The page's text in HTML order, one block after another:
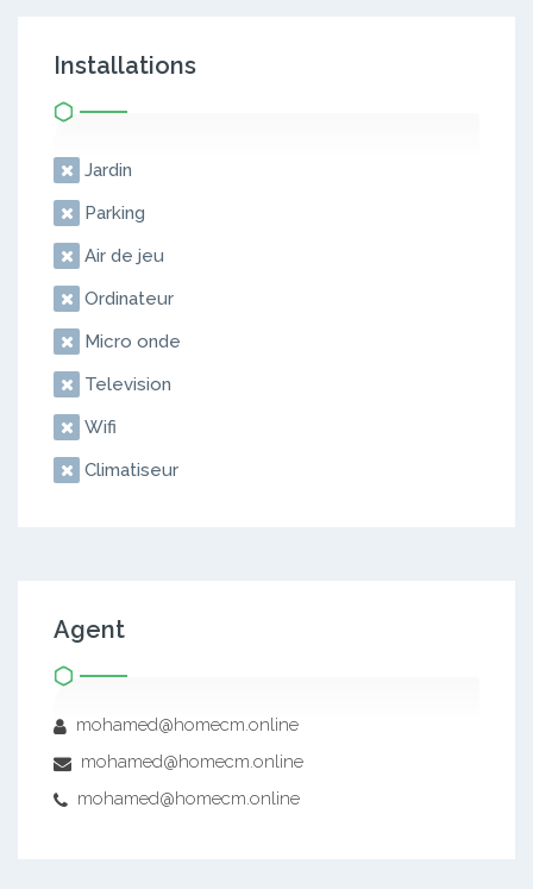
Installations
Jardin
Parking
Air de jeu
Ordinateur
Micro onde
Television
Wifi
Climatiseur
Agent
mohamed@homecm.online
mohamed@homecm.online
mohamed@homecm.online